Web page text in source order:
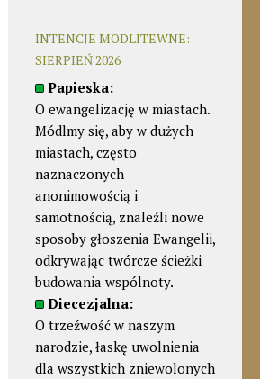
INTENCJE MODLITEWNE:
SIERPIEŃ 2026
Papieska:
O ewangelizację w miastach.
Módlmy się, aby w dużych
miastach, często
naznaczonych
anonimowością i
samotnością, znaleźli nowe
sposoby głoszenia Ewangelii,
odkrywając twórcze ścieżki
budowania wspólnoty.
Diecezjalna:
O trzeźwość w naszym
narodzie, łaskę uwolnienia
dla wszystkich zniewolonych